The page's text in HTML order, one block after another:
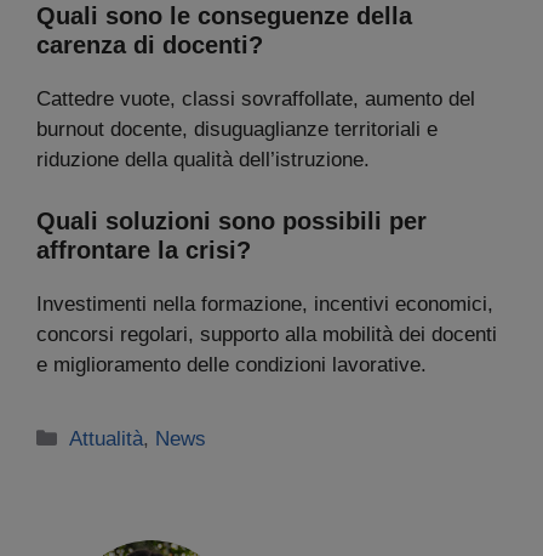
Quali sono le conseguenze della
carenza di docenti?
Cattedre vuote, classi sovraffollate, aumento del
burnout docente, disuguaglianze territoriali e
riduzione della qualità dell’istruzione.
Quali soluzioni sono possibili per
affrontare la crisi?
Investimenti nella formazione, incentivi economici,
concorsi regolari, supporto alla mobilità dei docenti
e miglioramento delle condizioni lavorative.
Categorie
Attualità, News